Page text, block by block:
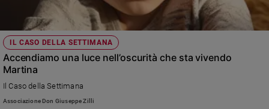
IL CASO DELLA SETTIMANA
Accendiamo una luce nell’oscurità che sta vivendo
Martina
Il Caso della Settimana
Associazione Don Giuseppe Zilli